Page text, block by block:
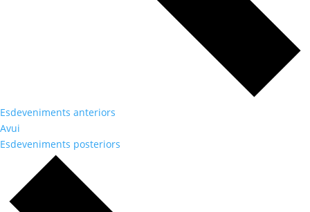
Esdeveniments anteriors
Avui
Esdeveniments posteriors